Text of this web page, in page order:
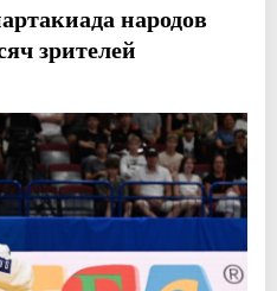
народов
зрителей